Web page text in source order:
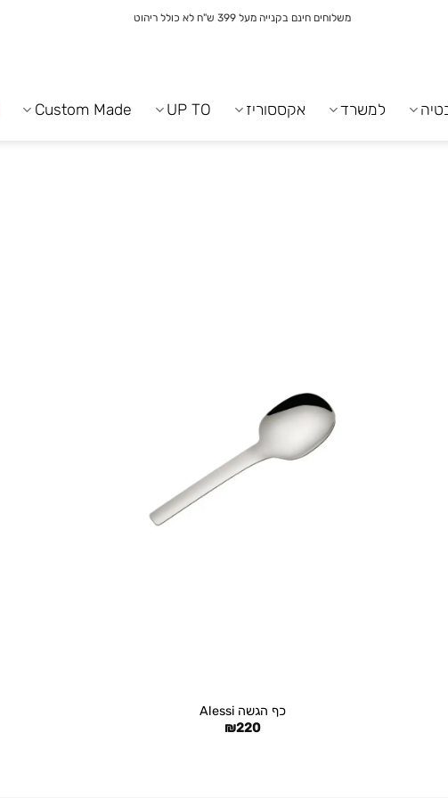
משלוחים חינם בקנייה מעל 399 ש"ח לא כולל ריהוט
למשרד אקססוריז UP TO
Custom Made
כף הגשה Alessi
₪220